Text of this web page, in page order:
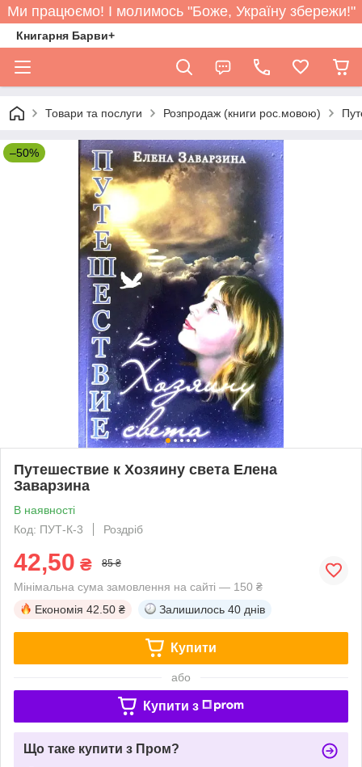
Ми працюємо! І молимось "Боже, Україну збережи!"
Книгарня Барви+
Товари та послуги Розпродаж (книги рос.мовою)
–50%
Путешествие к Хозяину света Елена
Заварзина
В наявності
Код: ПУТ-К-3
Роздріб
42,50 ₴ 85 ₴
Мінімальна сума замовлення на сайті — 150 ₴
Економія 42.50 ₴ Залишилось 40 днів
Купити
або
Купити з
Що таке купити з Пром?